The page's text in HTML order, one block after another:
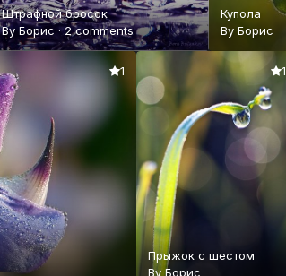
Штрафной бросок
ByБорис ·2 comments
Купола
ByБорис
1 1
Прыжок с шестом
By Борис